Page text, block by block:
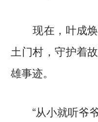
现在，叶成焕
土门村，守护着
雄事迹。
“从小就听爷爷